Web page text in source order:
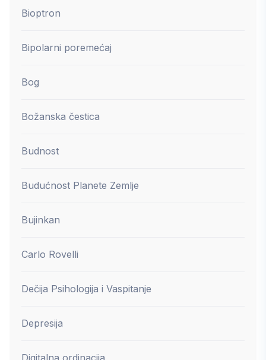
Bioptron
Bipolarni poremećaj
Bog
Božanska čestica
Budnost
Budućnost Planete Zemlje
Bujinkan
Carlo Rovelli
Dečija Psihologija i Vaspitanje
Depresija
Digitalna ordinacija